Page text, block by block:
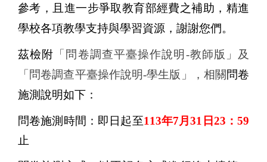
參考，且進一步爭取教育部經費之補助，精進
學校各項教學支持與學習資源，謝謝您們。
茲檢附 「問卷調查平臺操作說明 -教師版」及
「問卷調查平臺操作說明-學生版」，相關問卷
施測說明如下：
問卷施測時間：即日起至113年7月31 日23 ：59
止